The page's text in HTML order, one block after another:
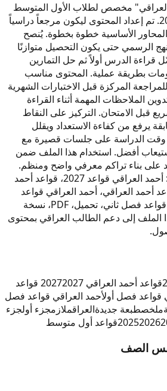
العراقي" مخصص لطلاب الأول المتوسط
في مادة قواعد لسنة 2027. تم إعداد المحتوى ليكون مرجعاً دراسياً
الأساسية خطوة بخطوة. يُنصح
الرسمي حتى يكون التحصيل متوازنًا
قراءة الدرس أولاً ثم حل التمارين
بطريقة عملية. المحتوى مناسب
المركزة قبل الاختبارات الشهرية
الملاحظات المهمة أثناء القراءة
الامتحان. التركيز على النقاط
يرفع من كفاءة الاستعداد ويقلل
وقت الدراسة على جلسات قصيرة مع
أفضل. استخدام هذا الملف ضمن
على بناء تراكم معرفي واضح ومنظم.
كلمات مرتبطة بالمحتوى: أحمد العراقي قواعد 2027، قواعد أحمد
2027، 2027 قواعد أحمد العراقي، أحمد العراقي قواعد
فصل أول، أحمد العراقي قواعد فصل ثاني، تحميل، PDF، نسخة
الملف إلى دعم الطالب العراقي بمحتوى
قواعد أحمد العراقي 2027
2027 قواعد
قواعد فصل أولأحمد العراقي قواعد فصل
ملخصطبعة جديدةالعراقملازمجزء أولجزء
20252026 قواعد أول متوسط
الصف